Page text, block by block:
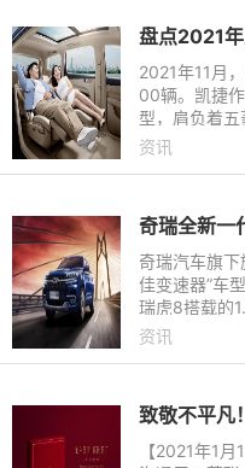
2021年11月
00辆。凯捷
型，肩负着
命。从产品理
资讯
奇瑞汽车旗
佳变速器”车
瑞虎8搭载的
机后获得的又
资讯
致敬不平凡
【2021年1